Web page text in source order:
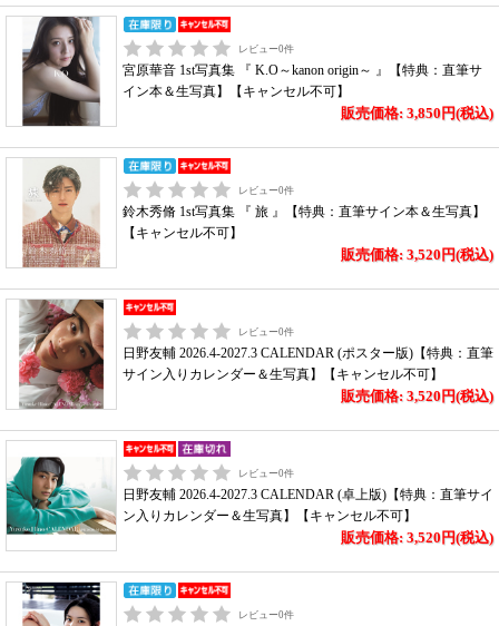
レビュー0件
宮原華音 1st写真集 『 K.O～kanon origin～ 』【特典：直筆サ
イン本＆生写真】【キャンセル不可】
販売価格: 3,850円(税込)
レビュー0件
鈴木秀脩 1st写真集 『 旅 』【特典：直筆サイン本＆生写真】
【キャンセル不可】
販売価格: 3,520円(税込)
レビュー0件
日野友輔 2026.4-2027.3 CALENDAR (ポスター版)【特典：直筆
サイン入りカレンダー＆生写真】【キャンセル不可】
販売価格: 3,520円(税込)
レビュー0件
日野友輔 2026.4-2027.3 CALENDAR (卓上版)【特典：直筆サイ
ン入りカレンダー＆生写真】【キャンセル不可】
販売価格: 3,520円(税込)
レビュー0件